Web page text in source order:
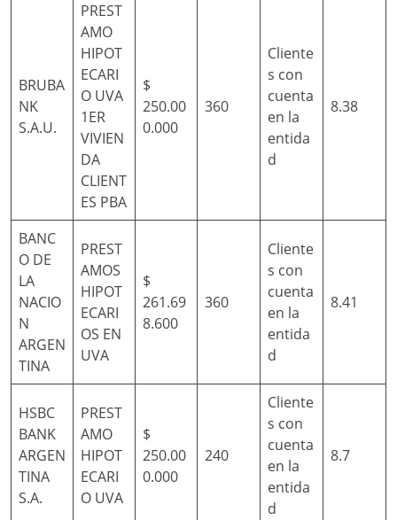
BRUBA
NK
S.A.U.
PREST
AMO
HIPOT
ECARI
O UVA
1ER
VIVIEN
DA
CLIENT
ES PBA
$
250.00
0.000
360
Cliente
s con
cuenta
en la
entida
d
8.38
BANC
O DE
LA
NACIO
N
ARGEN
TINA
PREST
AMOS
HIPOT
ECARI
OS EN
UVA
$
261.69
8.600
360
Cliente
s con
cuenta
en la
entida
d
8.41
HSBC
BANK
ARGEN
TINA
S.A.
PREST
AMO
HIPOT
ECARI
O UVA
$
250.00
0.000
240
Cliente
s con
cuenta
en la
entida
d
8.7